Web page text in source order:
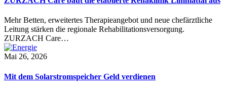
Mehr Betten, erweitertes Therapieangebot und neue chefärztliche
Leitung stärken die regionale Rehabilitationsversorgung.
ZURZACH Care…
Mai 26, 2026
Mit dem Solarstromspeicher Geld verdienen